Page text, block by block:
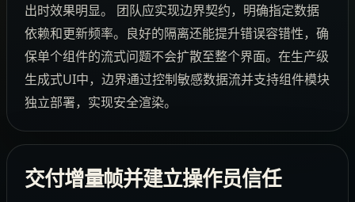
出时效果明显。 团队应实现边界契约，明确指定数据
依赖和更新频率。良好的隔离还能提升错误容错性，确
保单个组件的流式问题不会扩散至整个界面。在生产级
生成式UI中，边界通过控制敏感数据流并支持组件模块
独立部署，实现安全渲染。
交付增量帧并建立操作员信任